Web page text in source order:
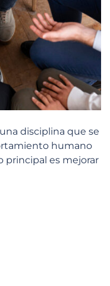
disciplina que se
humano
principal es mejorar